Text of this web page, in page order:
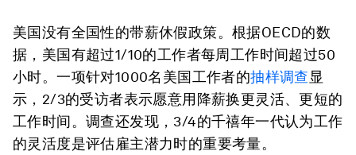
美国没有全国性的带薪休假政策。根据OECD的数
据，美国有超过1/10的工作者每周工作时间超过50
小时。一项针对1000名美国工作者的抽样调查显
示，2/3的受访者表示愿意用降薪换更灵活、更短的
工作时间。调查还发现，3/4的千禧年一代认为工作
的灵活度是评估雇主潜力时的重要考量。